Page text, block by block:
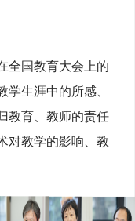
全国教育大会上的
生涯中的所感、
教育、教师的责任
对教学的影响、教